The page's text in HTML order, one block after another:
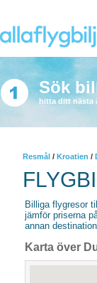
Sök
hitta ditt nästa
Resmål / Kroatien /
Billiga flygresor
jämför priserna
annan
Karta över